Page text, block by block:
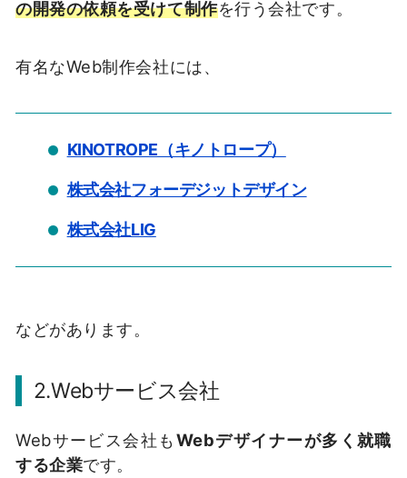
の開発の依頼を受けて制作を行う会社です。
有名なWeb制作会社には、
KINOTROPE（キノトロープ）
株式会社フォーデジットデザイン
株式会社LIG
などがあります。
2.Webサービス会社
Webサービス会社も Webデザイナーが多く就職
する企業です。